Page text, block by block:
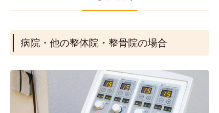
病院・他の整体院・整骨院の場合